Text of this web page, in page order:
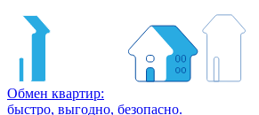
Обмен квартир:
быстро, выгодно, безопасно.